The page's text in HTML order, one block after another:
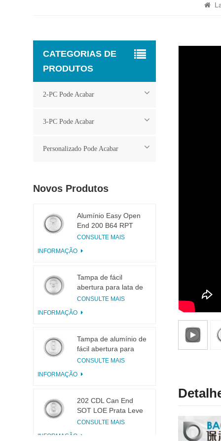
CATEGORIAS DE
PRODUTOS
2-PC Pode Acabar
3-PC Pode Acabar
Personalizado Pode Acabar
Novos Produtos
Alumínio Easy Open
End 200 B64 RPT
LOE
CONSULTE MAIS
INFORMAÇÃO
Tampa de fácil
abertura para lata de
bebidas 200 B64 RPT
CONSULTE MAIS
INFORMAÇÃO
Tampa de alumínio de
fácil abertura para
latas 200 B64 SOT
CONSULTE MAIS
INFORMAÇÃO
202 CDL Can End
SOT LOE Prata Leve
EOE
CONSULTE MAIS
INFORMAÇÃO